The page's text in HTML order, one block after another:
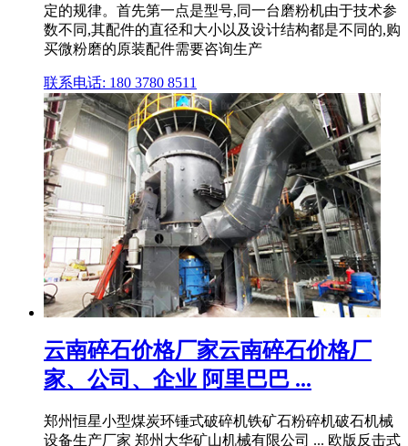
定的规律。首先第一点是型号,同一台磨粉机由于技术参
数不同,其配件的直径和大小以及设计结构都是不同的,购
买微粉磨的原装配件需要咨询生产
联系电话: 180 3780 8511
云南碎石价格厂家云南碎石价格厂
家、公司、企业 阿里巴巴 ...
郑州恒星小型煤炭环锤式破碎机铁矿石粉碎机破石机械
设备生产厂家 郑州大华矿山机械有限公司 ... 欧版反击式